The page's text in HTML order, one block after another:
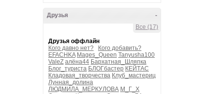
-
Друзья
Все (17)
Друзья оффлайн
Кого давно нет?
Кого добавить?
EFACHKA Mages_Queen Tanyusha100
ValeZ алёна44 Бархатная_Шляпка
Блог_туриста БЛОГбастер КЕЙТАС
Кладовая_творчества Клуб_мастериц
Лунная_долина
ЛЮДМИЛА_МЕРКУЛОВА М_Г_Х